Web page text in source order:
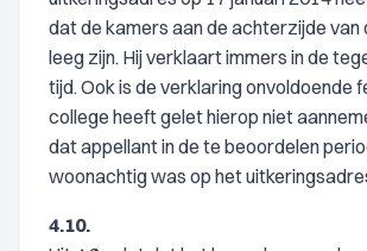
dat de kamers aan de achterzijde van
leeg zijn. Hij verklaart immers in de
tijd. Ook is de verklaring onvoldoende
college heeft gelet hierop niet
dat appellant in de te beoordelen
woonachtig was op het
4.10.